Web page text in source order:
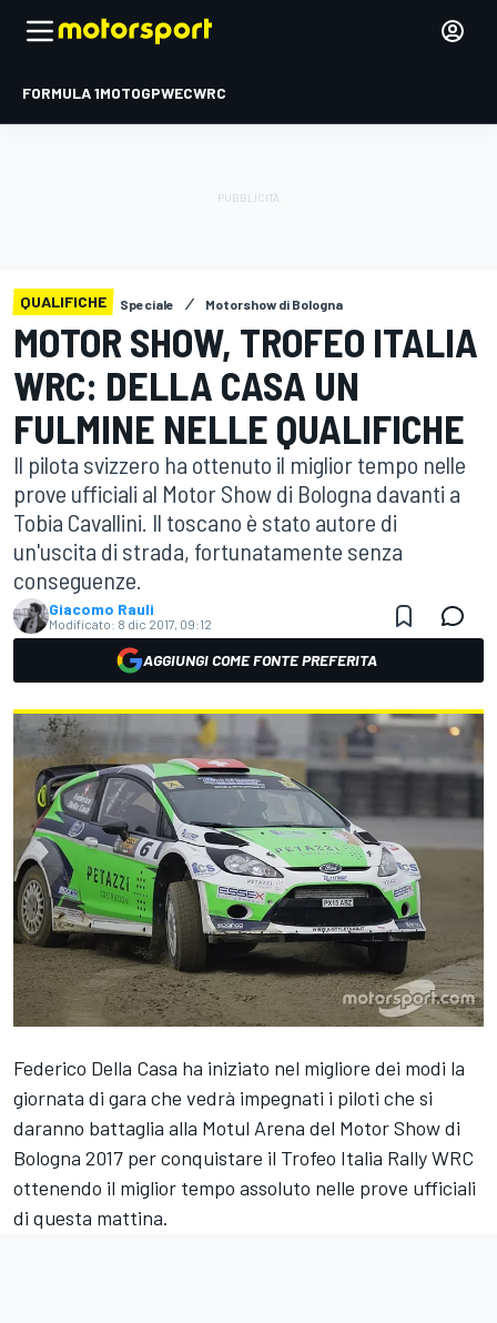
FORMULA 1MOTOGPWECWRC
QUALIFICHE Speciale Motorshow di Bologna
MOTOR SHOW, TROFEO ITALIA
WRC: DELLA CASA UN
FULMINE NELLE QUALIFICHE
Il pilota svizzero ha ottenuto il miglior tempo nelle
prove ufficiali al Motor Show di Bologna davanti a
Tobia Cavallini. Il toscano è stato autore di
un'uscita di strada, fortunatamente senza
conseguenze.
Giacomo Rauli
Modificato: 8 dic 2017, 09:12
AGGIUNGI COME FONTE PREFERITA
Federico Della Casa ha iniziato nel migliore dei modi la
giornata di gara che vedrà impegnati i piloti che si
daranno battaglia alla Motul Arena del Motor Show di
Bologna 2017 per conquistare il Trofeo Italia Rally WRC
ottenendo il miglior tempo assoluto nelle prove ufficiali
di questa mattina.